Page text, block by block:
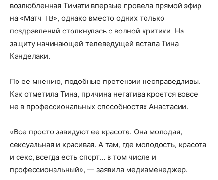
возлюбленная Тимати впервые провела прямой эфир
на «Матч ТВ», однако вместо одних только
поздравлений столкнулась с волной критики. На
защиту начинающей телеведущей встала Тина
Канделаки.
По ее мнению, подобные претензии несправедливы.
Как отметила Тина, причина негатива кроется вовсе
не в профессиональных способностях Анастасии.
«Все просто завидуют ее красоте. Она молодая,
сексуальная и красивая. А там, где молодость, красота
и секс, всегда есть спорт… в том числе и
профессиональный», — заявила медиаменеджер.